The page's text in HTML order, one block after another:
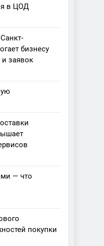
в ЦОД
бизнесу
заявок
— что
покупки